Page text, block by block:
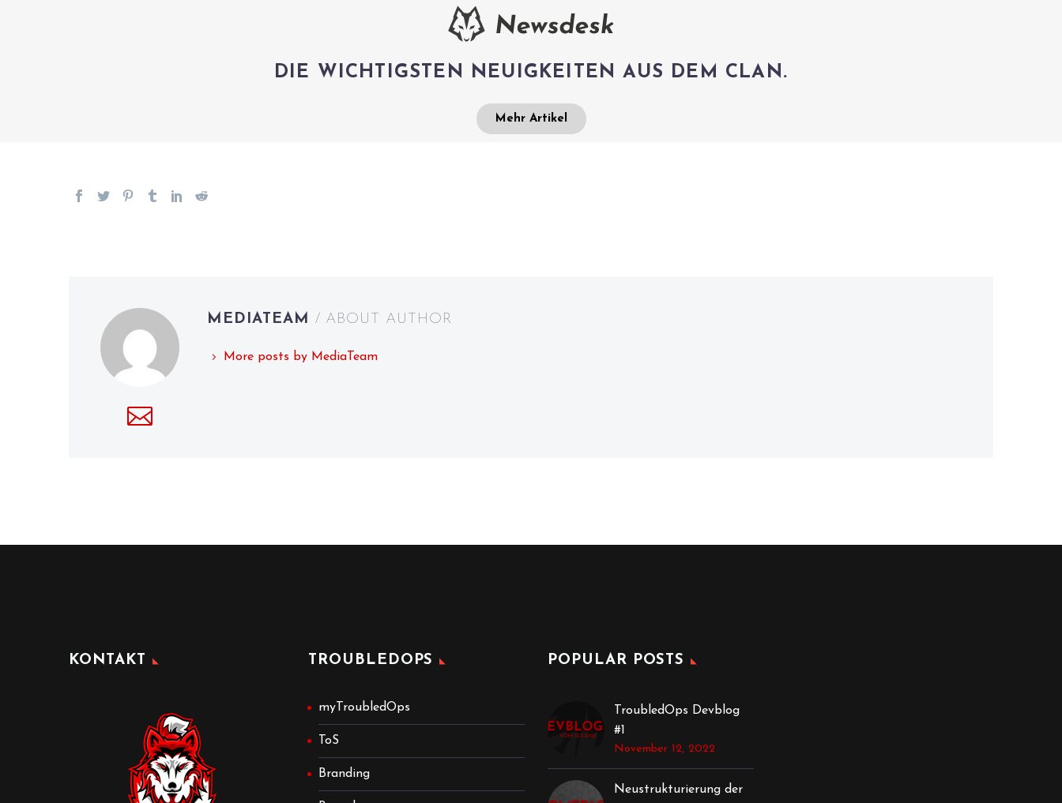
DIE WICHTIGSTEN NEUIGKEITEN AUS DEM CLAN.
Mehr Artikel
MEDIATEAM / ABOUT AUTHOR
More posts by MediaTeam
KONTAKT TROUBLEDOPS
myTroubledOps
ToS
Branding
POPULAR POSTS
TroubledOps Devblog
#1
November 12, 2022
Neustrukturierung der